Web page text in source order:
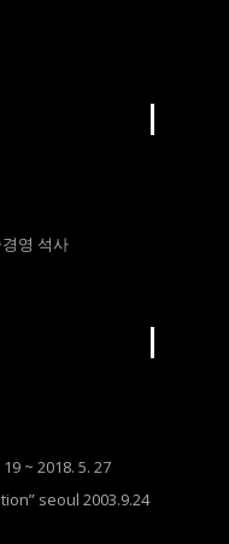
영 석사
~ 2018. 5. 27
seoul 2003.9.24